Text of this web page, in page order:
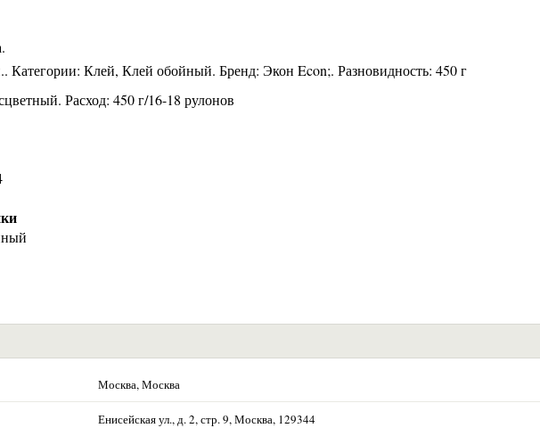
Категории: Клей, Клей обойный. Бренд: Экон Econ;. Разновидность: 450 г
Расход: 450 г/16-18 рулонов
Москва, Москва
Енисейская ул., д. 2, стр. 9, Москва, 129344